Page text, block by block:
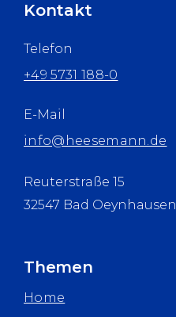
Kontakt
Telefon
+49 5731 188-0
E-Mail
info@heesemann.de
Reuterstraße 15
32547 Bad Oeynhausen
Themen
Home